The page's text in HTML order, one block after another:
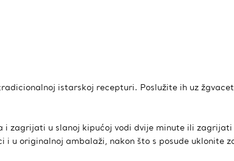
istarskoj recepturi. Poslužite ih uz
zagrijati u slanoj kipućoj vodi dvije minute ili
i u originalnoj ambalaži, nakon što s posude uklonite